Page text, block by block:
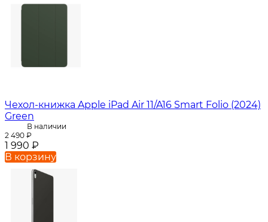
Чехол-книжка Apple iPad Air 11/A16 Smart Folio (2024)
Green
В наличии
2 490 ₽
1 990 ₽
В корзину